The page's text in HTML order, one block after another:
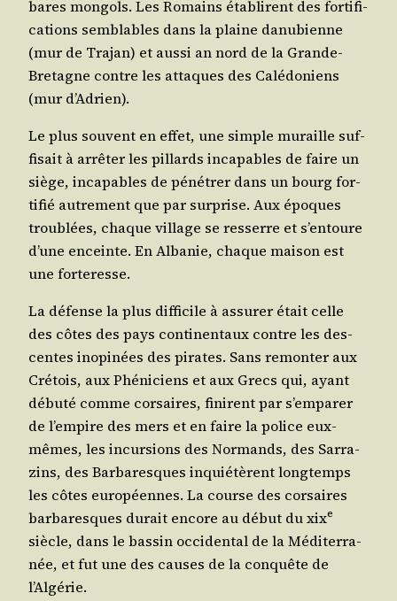
bares mon­gols. Les Romains éta­blirent des for­ti­fi­
ca­tions sem­blables dans la plaine danu­bienne
(mur de Tra­jan) et aus­si an nord de la Grande-
Bre­tagne contre les attaques des Calé­do­niens
(mur d’Adrien).
Le plus sou­vent en effet, une simple muraille suf­
fi­sait à arrê­ter les pillards inca­pables de faire un
siège, inca­pables de péné­trer dans un bourg for­
ti­fié autre­ment que par sur­prise. Aux époques
trou­blées, chaque vil­lage se res­serre et s’en­toure
d’une enceinte. En Alba­nie, chaque mai­son est
une forteresse.
La défense la plus dif­fi­cile à assu­rer était celle
des côtes des pays conti­nen­taux contre les des­
centes inopi­nées des pirates. Sans remon­ter aux
Cré­tois, aux Phé­ni­ciens et aux Grecs qui, ayant
débu­té comme cor­saires, finirent par s’emparer
de l’empire des mers et en faire la police eux-
mêmes, les incur­sions des Nor­mands, des Sar­ra­
zins, des Bar­ba­resques inquié­tèrent long­temps
les côtes euro­péennes. La course des cor­saires
bar­ba­resques durait encore au début duxixe
siècle, dans le bas­sin occi­den­tal de la Médi­ter­ra­
née, et fut une des causes de la conquête de
l’Algérie.